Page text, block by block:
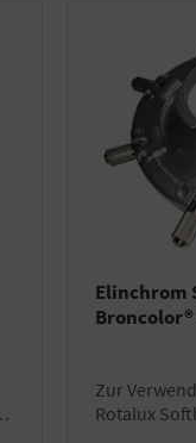
Elinchrom
zur Verwendung einer Elinchrom
Rotalux